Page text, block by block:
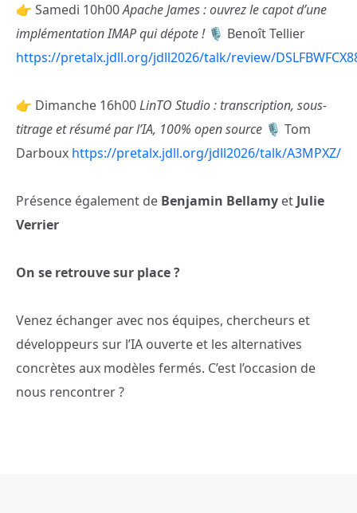
👉 Samedi 10h00Apache James : ouvrez le capot d’une
implémentation IMAP qui dépote !🎙️ Benoît Tellier
https://pretalx.jdll.org/jdll2026/talk/review/
👉 Dimanche 16h00LinTO Studio : transcription, sous-
titrage et résumé par l’IA, 100% open source 🎙️ Tom
Darboux https://pretalx.jdll.org/jdll2026/talk/A3MPXZ/
Présence également de Benjamin Bellamy et Julie
Verrier
On se retrouve sur place ?
Venez échanger avec nos équipes, chercheurs et
développeurs sur l’IA ouverte et les alternatives
concrètes aux modèles fermés. C’est l’occasion de
nous rencontrer ?